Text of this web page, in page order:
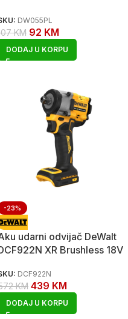
DW055PL
KM 92 KM
DODAJ U KORPU
-23%
udarni odvijač DeWalt
XR Brushless 18V
DCF922N
KM 439 KM
DODAJ U KORPU